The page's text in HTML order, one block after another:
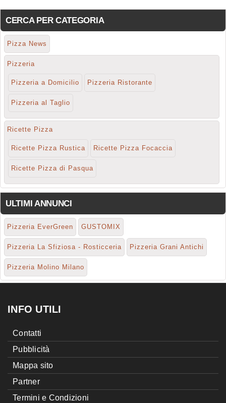
CERCA PER CATEGORIA
Pizza News
Pizzeria
Pizzeria a Domicilio Pizzeria Ristorante
Pizzeria al Taglio
Ricette Pizza
Ricette Pizza Rustica Ricette Pizza Focaccia
Ricette Pizza di Pasqua
ULTIMI ANNUNCI
Pizzeria EverGreen GUSTOMIX
Pizzeria La Sfiziosa - Rosticceria Pizzeria Grani Antichi
Pizzeria Molino Milano
INFO UTILI
Contatti
Pubblicità
Mappa sito
Partner
Termini e Condizioni